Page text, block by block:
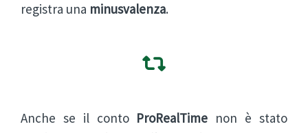
registra una minusvalenza.
Anche se il conto ProRealTime non è stato